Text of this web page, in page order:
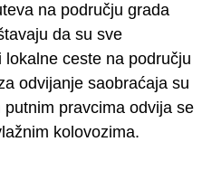
na području grada
da su sve
ceste na području
odvijanje saobraćaja su
pravcima odvija se
kolovozima.